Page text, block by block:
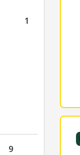
1
9